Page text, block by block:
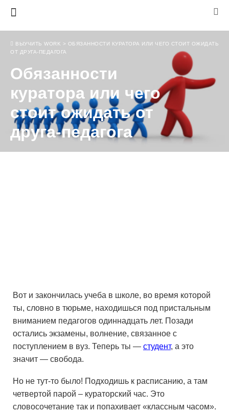
ВЫУЧИТЬ WORK > ОБЯЗАННОСТИ КУРАТОРА ИЛИ ЧЕГО СТОИТ ОЖИДАТЬ
ОТ ДРУГА-ПЕДАГОГА
Обязанности
куратора или чего
стоит ожидать от
друга-педагога
Вот и закончилась учеба в школе, во время которой
ты, словно в тюрьме, находишься под пристальным
вниманием педагогов одиннадцать лет. Позади
остались экзамены, волнение, связанное с
поступлением в вуз. Теперь ты — студент, а это
значит — свобода.
Но не тут-то было! Подходишь к расписанию, а там
четвертой парой – кураторский час. Это
словосочетание так и попахивает «классным часом».